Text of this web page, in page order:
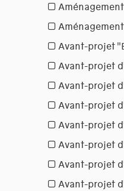
Avant-projet
Avant-projet
Avant-projet
Avant-projet
Avant-projet
Avant-projet
Avant-projet
Avant-projet